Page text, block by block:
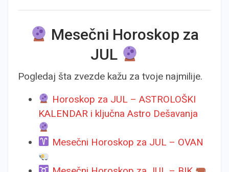
Mesečni Horoskop za
JUL
Pogledaj šta zvezde kažu za tvoje najmilije.
Horoskop za JUL – ASTROLOŠKI
KALENDAR i ključna Astro Dešavanja
Mesečni Horoskop za JUL – OVAN